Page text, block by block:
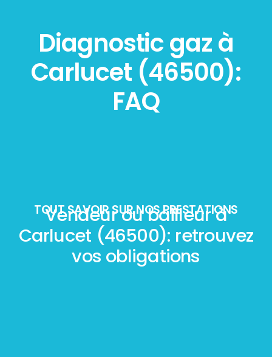
Diagnostic gaz à
Carlucet (46500):
FAQ
TOUT SAVOIR SUR NOS PRESTATIONS
Vendeur ou bailleur à
Carlucet (46500): retrouvez
vos obligations